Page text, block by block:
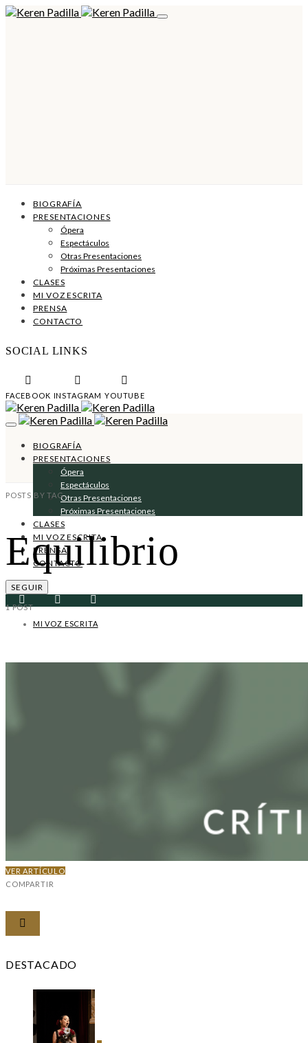
BIOGRAFÍA
PRESENTACIONES
Ópera
Espectáculos
Otras Presentaciones
Próximas Presentaciones
CLASES
MI VOZ ESCRITA
PRENSA
CONTACTO
SOCIAL LINKS
FACEBOOK INSTAGRAM YOUTUBE
BIOGRAFÍA
PRESENTACIONES
Ópera
Espectáculos
Otras Presentaciones
Próximas Presentaciones
CLASES
MI VOZ ESCRITA
PRENSA
CONTACTO
SEGUIR
POSTS BY TAG
Equilibrio
1 POST
MI VOZ ESCRITA
VER ARTÍCULO
COMPARTIR
DESTACADO